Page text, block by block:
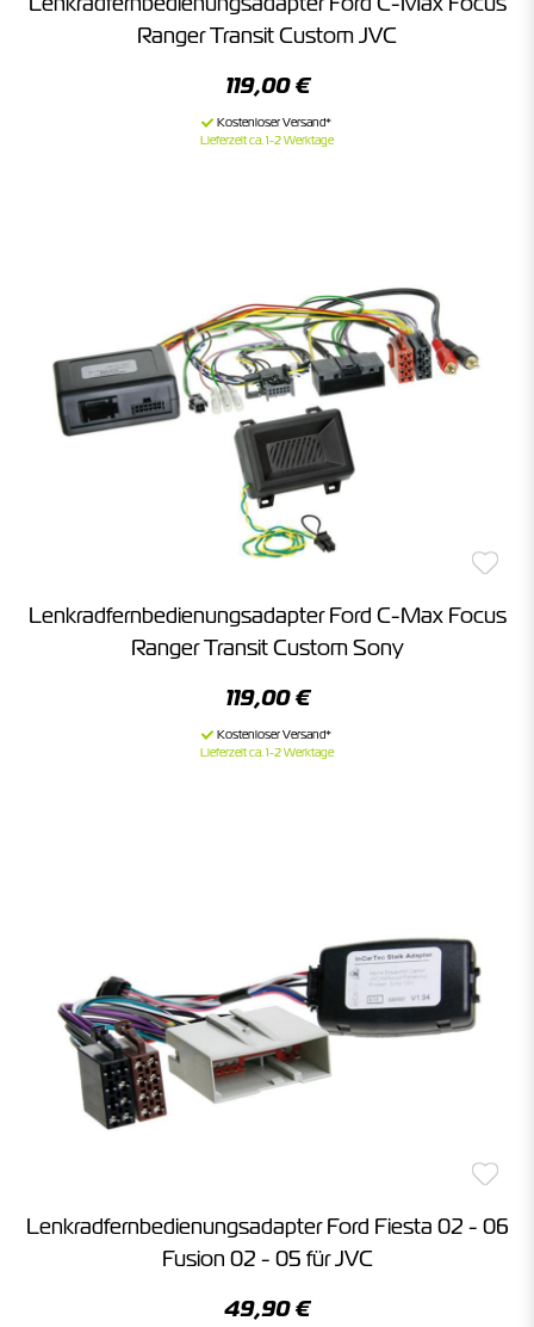
Ranger Transit Custom JVC
119,00 €
Lieferzeit ca. 1-2 Werktage
Lenkradfernbedienungsadapter Ford C-Max Focus
Ranger Transit Custom Sony
119,00 €
Lieferzeit ca. 1-2 Werktage
Lenkradfernbedienungsadapter Ford Fiesta 02 - 06
Fusion 02 - 05 für JVC
49,90 €